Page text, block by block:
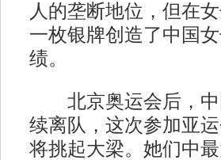
人的垄断地位，但在
一枚银牌创造了中国
绩。
北京奥运会后，中
续离队，这次参加亚
将挑起大梁。她们中